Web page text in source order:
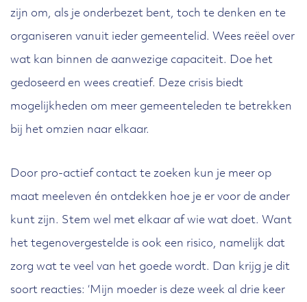
zijn om, als je onderbezet bent, toch te denken en te
organiseren vanuit ieder gemeentelid. Wees reëel over
wat kan binnen de aanwezige capaciteit. Doe het
gedoseerd en wees creatief. Deze crisis biedt
mogelijkheden om meer gemeenteleden te betrekken
bij het omzien naar elkaar.
Door pro-actief contact te zoeken kun je meer op
maat meeleven én ontdekken hoe je er voor de ander
kunt zijn. Stem wel met elkaar af wie wat doet. Want
het tegenovergestelde is ook een risico, namelijk dat
zorg wat te veel van het goede wordt. Dan krijg je dit
soort reacties: ‘Mijn moeder is deze week al drie keer